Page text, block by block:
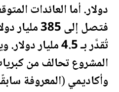
دولار. أما العائدات
فتصل إلى
تُقدَّر بـ 4.5 مليار
المشروع تحالف من
وأكاديمي (المعروفة